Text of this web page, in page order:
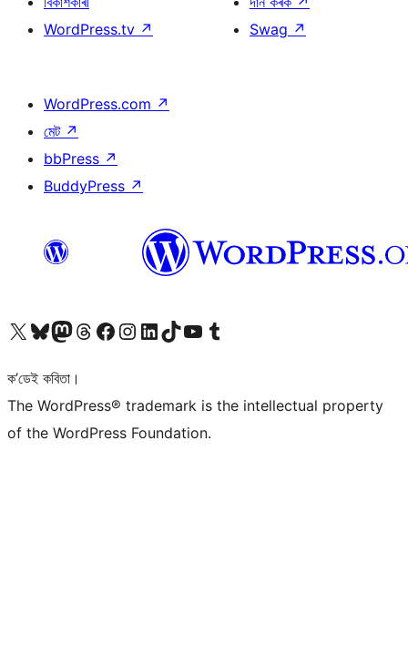
WordPress.tv ↗
Swag ↗
WordPress.com ↗
মেট ↗
bbPress ↗
BuddyPress ↗
আমাৰ X (আগৰ Twitter) একাউণ্টলৈ যাওকআমাৰ Bluesky একাউণ্টলৈ যাওকআমাৰ Mastodon একাউণ্টলৈ যাওকআমাৰ Threads একাউণ্টলৈ যাওকআমাৰ Facebook পৃষ্ঠালৈ যাওকআমাৰ Instagram একাউণ্টলৈ যাওকআমাৰ LinkedIn একাউণ্টলৈ যাওকআমাৰ TikTok একাউণ্টলৈ যাওকআমাৰ YouTube চেনেললৈ যাওকআমাৰ Tumblr একাউণ্টলৈ যাওক
ক’ডেই কবিতা।
The WordPress® trademark is the intellectual property
of the WordPress Foundation.